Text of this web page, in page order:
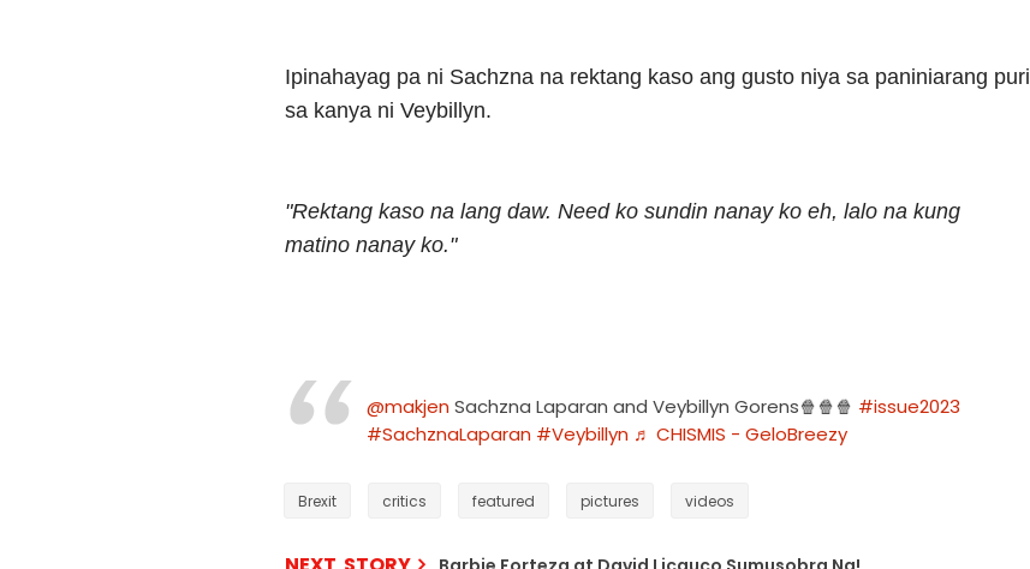
Ipinahayag pa ni Sachzna na rektang kaso ang gusto niya sa paniniarang puri
sa kanya ni Veybillyn.
"Rektang kaso na lang daw. Need ko sundin nanay ko eh, lalo na kung
matino nanay ko."
@makjenSachzna Laparan and Veybillyn Gorens🍿🍿🍿 #issue2023
#SachznaLaparan #Veybillyn ♬ CHISMIS - GeloBreezy
Brexit critics featured pictures videos